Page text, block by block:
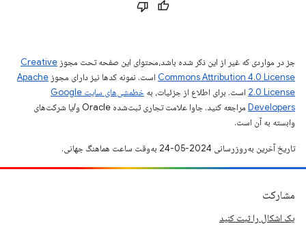
جز در مواردی که غیر از این ذکر شده باشد،‌محتوای این صفحه تحت مجوز Creative
Commons Attribution 4.0 License است. نمونه کدها نیز دارای مجوز Apache
2.0 License است. برای اطلاع از جزئیات، به
خطمشی‌های سایت Google
Developers‏
مراجعه کنید. جاوا علامت تجاری ثبت‌شده Oracle و/یا شرکت‌های
وابسته به آن است.
تاریخ آخرین به‌روزرسانی 2024-05-24 به‌وقت ساعت هماهنگ جهانی.
مشارکت
یک اشکال را ثبت کنید